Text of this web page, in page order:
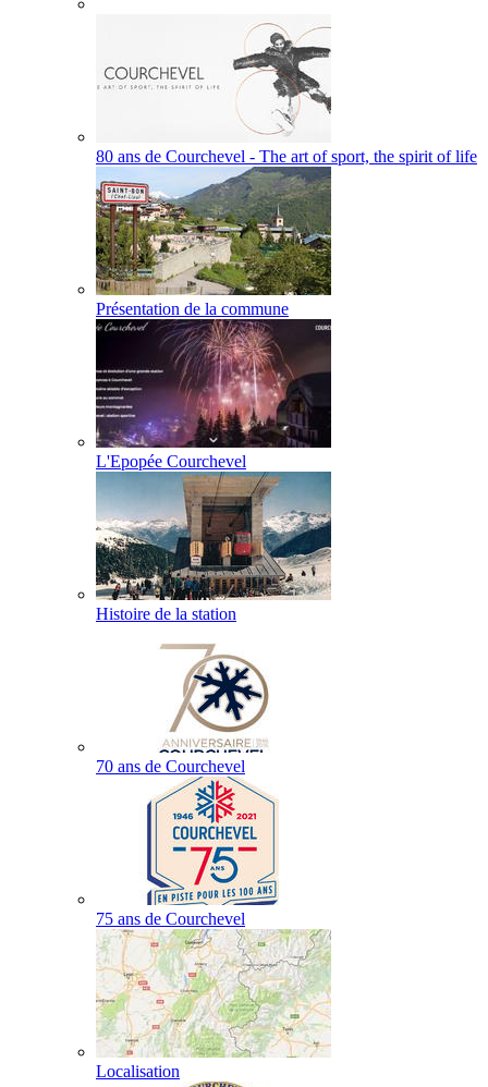
80 ans de Courchevel - The art of sport, the spirit of life
Présentation de la commune
L'Epopée Courchevel
Histoire de la station
70 ans de Courchevel
75 ans de Courchevel
Localisation